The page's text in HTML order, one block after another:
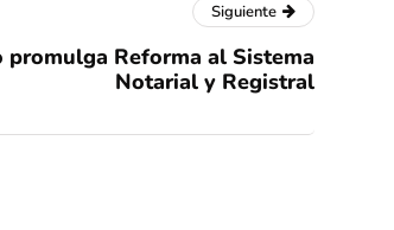
Siguiente
promulga Reforma al Sistema
Notarial y Registral